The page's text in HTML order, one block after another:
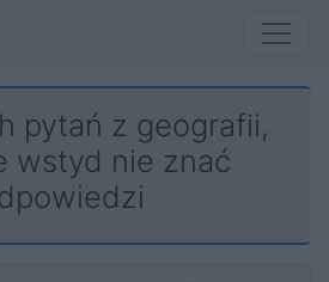
pytań z geografii,
wstyd nie znać